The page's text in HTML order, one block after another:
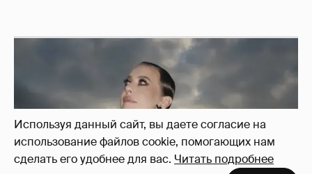
Используя данный сайт, вы даете согласие на
использование файлов cookie, помогающих нам
сделать его удобнее для вас. Читать подробнее